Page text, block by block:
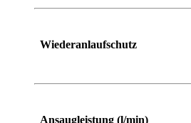
Wiederanlaufschutz
Ansaugleistung (l/min)